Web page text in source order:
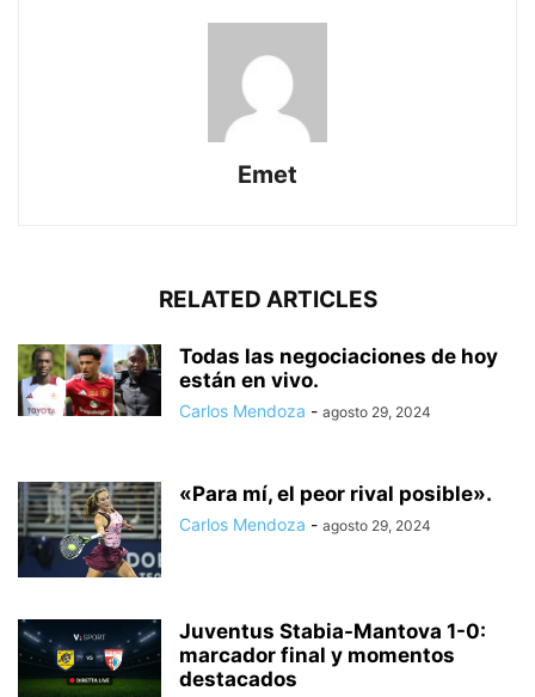
Emet
RELATED ARTICLES
Todas las negociaciones de hoy
están en vivo.
Carlos Mendoza - agosto 29, 2024
«Para mí, el peor rival posible».
Carlos Mendoza - agosto 29, 2024
Juventus Stabia-Mantova 1-0:
marcador final y momentos
destacados